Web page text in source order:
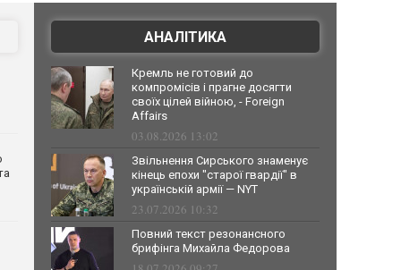
АНАЛІТИКА
Кремль не готовий до
компромісів і прагне досягти
своїх цілей війною, - Foreign
Affairs
03.08.2026 13:02
Звільнення Сирського знаменує
кінець епохи "старої гвардії" в
українській армії — NYT
23.07.2026 10:32
Повний текст резонансного
брифінга Михайла Федорова